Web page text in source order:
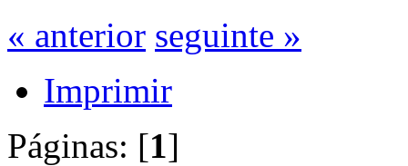
« anterior seguinte »
Imprimir
Páginas: [1]